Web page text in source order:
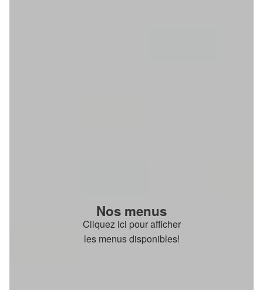
Nos menus
Cliquez ici pour afficher
les menus disponibles!